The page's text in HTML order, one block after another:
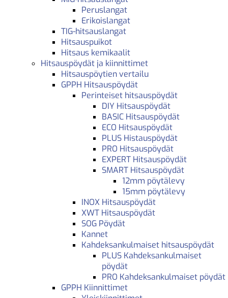
Peruslangat
Erikoislangat
TIG-hitsauslangat
Hitsauspuikot
Hitsaus kemikaalit
Hitsauspöydät ja kiinnittimet
Hitsauspöytien vertailu
GPPH Hitsauspöydät
Perinteiset hitsauspöydät
DIY Hitsauspöydät
BASIC Hitsauspöydät
ECO Hitsauspöydät
PLUS Histauspöydät
PRO Hitsauspöydät
EXPERT Hitsauspöydät
SMART Hitsauspöydät
12mm pöytälevy
15mm pöytälevy
INOX Hitsauspöydät
XWT Hitsauspöydät
SOG Pöydät
Kannet
Kahdeksankulmaiset hitsauspöydät
PLUS Kahdeksankulmaiset
pöydät
PRO Kahdeksankulmaiset pöydät
GPPH Kiinnittimet